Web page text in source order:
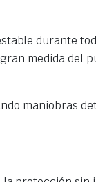
durante
medida del
maniobras